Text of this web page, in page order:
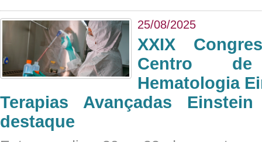
25/08/2025
XXIX
Centro
Hematologia
Terapias Avançadas
destaque